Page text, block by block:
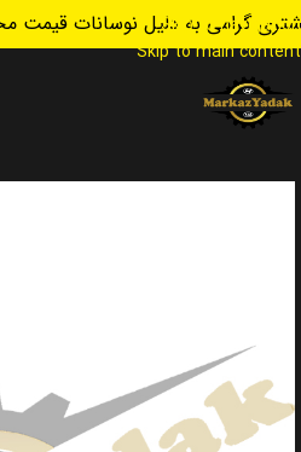
Skip to navigation
Skip to main content
گرامی به دلیل نوسانات قیمت